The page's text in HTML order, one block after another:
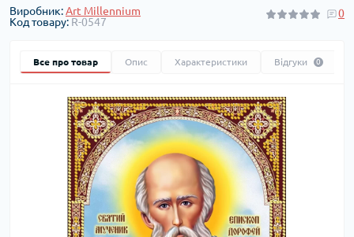
Виробник:Art Millennium
Код товару: R-0547
0
Все про товар Опис Характеристики Відгуки 0